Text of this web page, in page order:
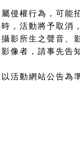
侵權行為，可能
，活動將予取消
影所生之聲音、
像者，請事先告
活動網站公告為